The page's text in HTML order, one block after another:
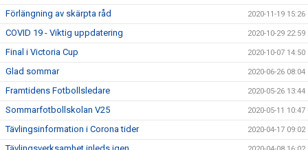
Förlängning av skärpta råd 2020-11-19 15:26
COVID 19 - Viktig uppdatering 2020-10-29 22:59
Final i Victoria Cup 2020-10-07 14:50
Glad sommar 2020-06-26 08:04
Framtidens Fotbollsledare 2020-05-26 13:44
Sommarfotbollskolan V25 2020-05-11 10:47
Tävlingsinformation i Corona tider 2020-04-17 09:02